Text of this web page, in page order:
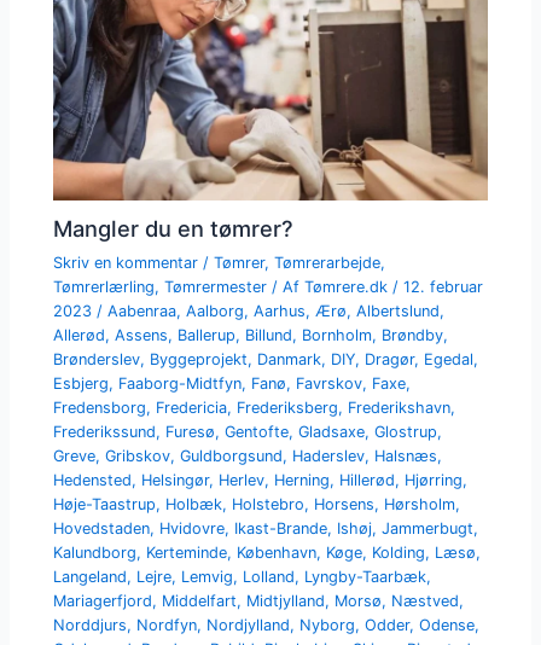
Mangler du en tømrer?
Skriv en kommentar /Tømrer,Tømrerarbejde,
Tømrerlærling,Tømrermester / AfTømrere.dk /12. februar
2023 /Aabenraa,Aalborg,Aarhus, Ærø,Albertslund,
Allerød,Assens, Ballerup, Billund, Bornholm, Brøndby,
Brønderslev, Byggeprojekt, Danmark, DIY, Dragør, Egedal,
Esbjerg, Faaborg-Midtfyn, Fanø, Favrskov, Faxe,
Fredensborg, Fredericia, Frederiksberg, Frederikshavn,
Frederikssund, Furesø,Gentofte,Gladsaxe,Glostrup,
Greve,Gribskov,Guldborgsund, Haderslev, Halsnæs,
Hedensted, Helsingør, Herlev, Herning, Hillerød, Hjørring,
Høje-Taastrup, Holbæk, Holstebro, Horsens, Hørsholm,
Hovedstaden, Hvidovre, Ikast-Brande, Ishøj,Jammerbugt,
Kalundborg, Kerteminde, København, Køge, Kolding, Læsø,
Langeland, Lejre, Lemvig, Lolland, Lyngby-Taarbæk,
Mariagerfjord, Middelfart, Midtjylland, Morsø, Næstved,
Norddjurs, Nordfyn, Nordjylland, Nyborg,Odder,Odense,